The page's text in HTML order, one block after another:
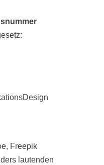
Freepik
lautenden